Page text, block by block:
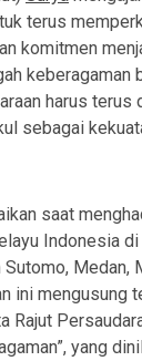
terus
komitmen
keberagaman
harus terus
sebagai
saat
Indonesia
Medan,
ini mengusung
Rajut
yang